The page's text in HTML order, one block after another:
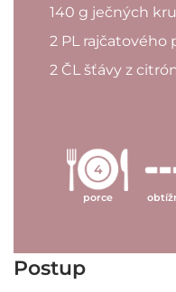
140 g ječných
2 PL rajčatového
2 ČL šťávy z
4
porce
Postup